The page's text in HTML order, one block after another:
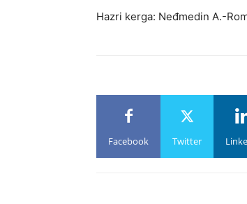
Hazri kerga: Neđmedin A.-
Facebook Twitter